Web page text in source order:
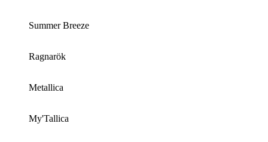
Summer Breeze
Ragnarök
Metallica
My'Tallica